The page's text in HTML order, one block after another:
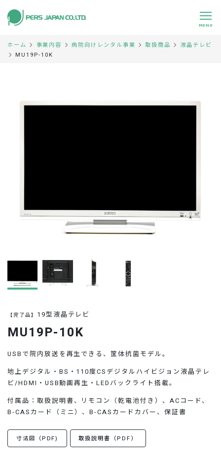
MENU
私たちの特長
お問い合わせ
ホーム 事業内容 病院向けレンタル事業 取扱商品
液晶テレビ
MU19P-10K
【完了品】 19型液晶テレビ
MU19P-10K
USBで院内放送を再生できる、筐体抗菌モデル。
地上デジタル・BS・110度CSデジタルハイビジョン液晶テレ
ビ/HDMI・USB動画再生・LEDバックライト搭載。
付属品：取扱説明書、リモコン（乾電池付き）、ACコード、
B-CASカード（ミニ）、B-CASカードカバー、保証書
寸法図（PDF) 取扱説明書（PDF）